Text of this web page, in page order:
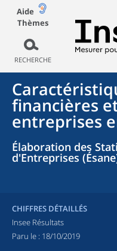
Aide
Thèmes
RECHERCHE
financières
entreprises
Élaboration des
d'Entreprises
CHIFFRES DÉTAILLÉS
Insee Résultats
Paru le : 18/10/2019